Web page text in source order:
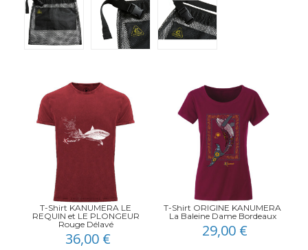
T-Shirt KANUMERA LE
REQUIN et LE PLONGEUR
Rouge Délavé
36,00 €
T-Shirt ORIGINE KANUMERA
La Baleine Dame Bordeaux
29,00 €